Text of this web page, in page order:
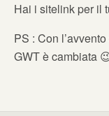
Hai i sitelink per il
PS : Con
GWT è cambiata